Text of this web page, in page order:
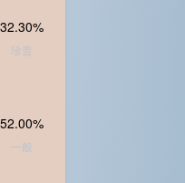
32.30%
珍贵
52.00%
一般